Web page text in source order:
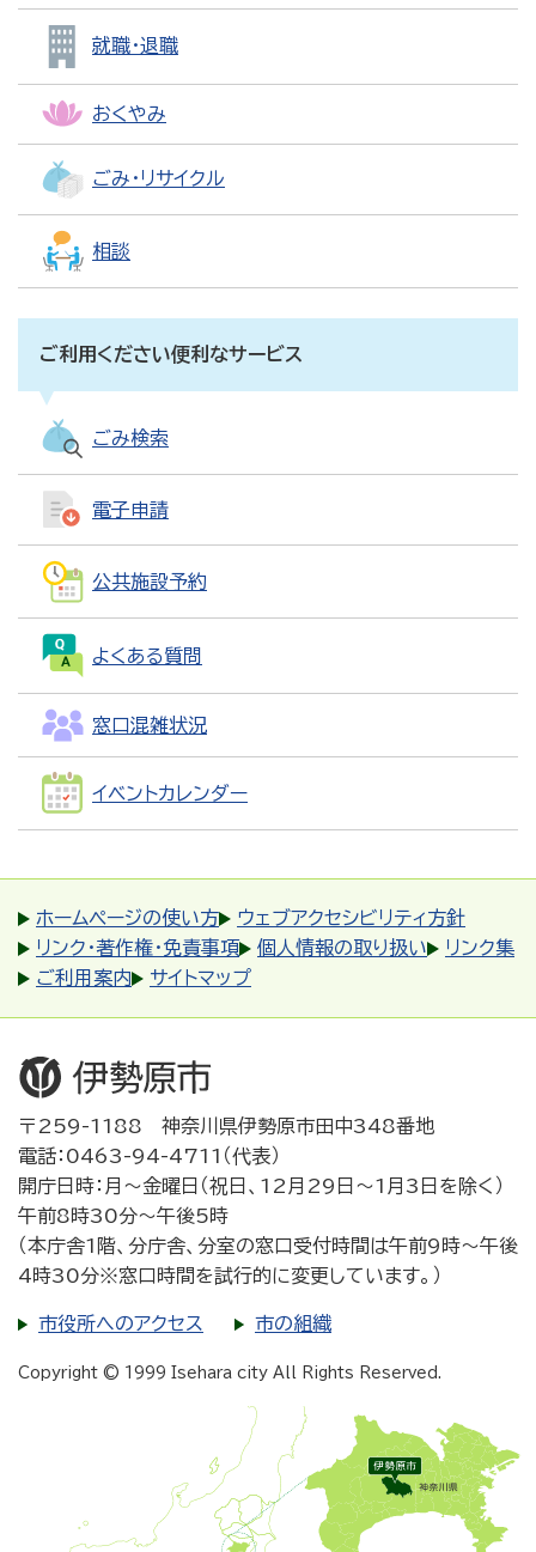
就職・退職
おくやみ
ごみ・リサイクル
相談
ご利用ください便利なサービス
ごみ検索
電子申請
公共施設予約
よくある質問
窓口混雑状況
イベントカレンダー
ホームページの使い方
ウェブアクセシビリティ方針
リンク・著作権・免責事項
個人情報の取り扱い
リンク集
ご利用案内
サイトマップ
〒259-1188 神奈川県伊勢原市田中348番地
電話：0463-94-4711（代表）
開庁日時：月～金曜日（祝日、12月29日～1月3日を除く）
午前8時30分～午後5時
（本庁舎1階、分庁舎、分室の窓口受付時間は午前9時～午後
4時30分※窓口時間を試行的に変更しています。）
市役所へのアクセス 市の組織
Copyright © 1999 Isehara city All Rights Reserved.